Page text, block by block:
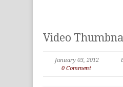
Video
January 03, 2012
0 Comment